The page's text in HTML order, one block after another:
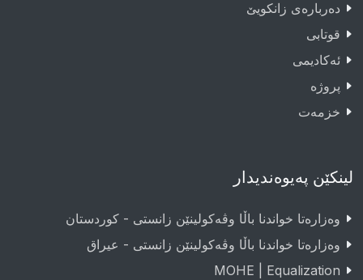
دەربارەى زانکویێ
قوتابى
ئەکادیمى
پروژە
خزمەت
لینکێن پەیوەندیدار
وەزارەتا خواندنا باڵا وڤەکولینێن زانستی - کوردستان
وەزارەتا خواندنا باڵا وڤەکولینێن زانستی - عيراق
MOHE | Equalization